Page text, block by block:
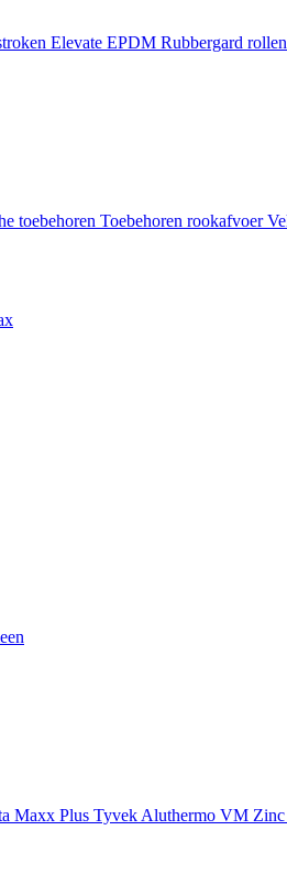
Elevate EPDM Rubbergard rollen
toebehoren Toebehoren rookafvoer
Maxx Plus Tyvek Aluthermo VM Zinc